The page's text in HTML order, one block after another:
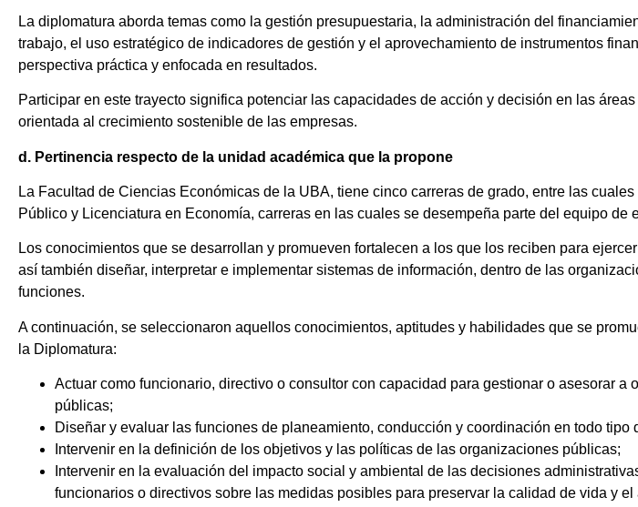
La diplomatura aborda temas como la gestión presupuestaria, la administración del
trabajo, el uso estratégico de indicadores de gestión y el aprovechamiento de instrumentos
perspectiva práctica y enfocada en resultados.
Participar en este trayecto significa potenciar las capacidades de acción y decisión en las
orientada al crecimiento sostenible de las empresas.
d. Pertinencia respecto de la unidad académica que la propone
La Facultad de Ciencias Económicas de la UBA, tiene cinco carreras de grado, entre las
Público y Licenciatura en Economía, carreras en las cuales se desempeña parte del equipo de
Los conocimientos que se desarrollan y promueven fortalecen a los que los reciben para
así también diseñar, interpretar e implementar sistemas de información, dentro de las
funciones.
A continuación, se seleccionaron aquellos conocimientos, aptitudes y habilidades que se
la Diplomatura:
Actuar como funcionario, directivo o consultor con capacidad para gestionar o asesorar
públicas;
Diseñar y evaluar las funciones de planeamiento, conducción y coordinación en todo tipo
Intervenir en la definición de los objetivos y las políticas de las organizaciones públicas;
Intervenir en la evaluación del impacto social y ambiental de las decisiones
funcionarios o directivos sobre las medidas posibles para preservar la calidad de vida y el